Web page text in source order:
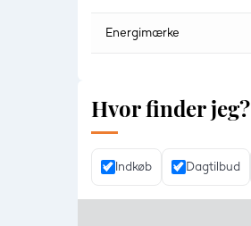
Energimærke
Hvor finder jeg?
Indkøb Dagtilbud